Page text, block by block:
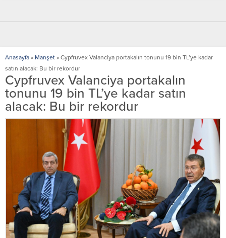
Anasayfa » Manşet » Cypfruvex Valanciya portakalın tonunu 19 bin TL’ye kadar
satın alacak: Bu bir rekordur
Cypfruvex Valanciya portakalın
tonunu 19 bin TL’ye kadar satın
alacak: Bu bir rekordur